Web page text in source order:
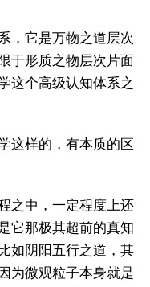
，它是万物之道层次
于形质之物层次片面
这个高级认知体系之
这样的，有本质的区
之中，一定程度上还
它那极其超前的真知
如阴阳五行之道，其
为微观粒子本身就是